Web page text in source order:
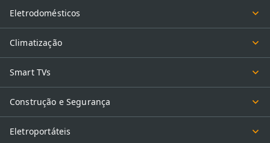
Eletrodomésticos
Climatização
Smart TVs
Construção e Segurança
Eletroportáteis